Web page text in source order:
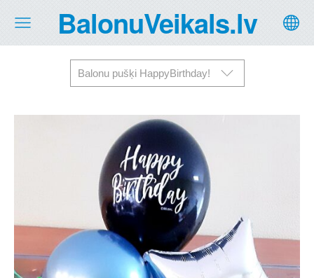
BalonuVeikals.lv
Balonu pušķi HappyBirthday!